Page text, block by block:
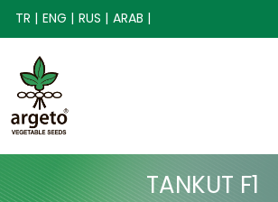
TR | ENG | RUS | ARAB |
TANKUT F1